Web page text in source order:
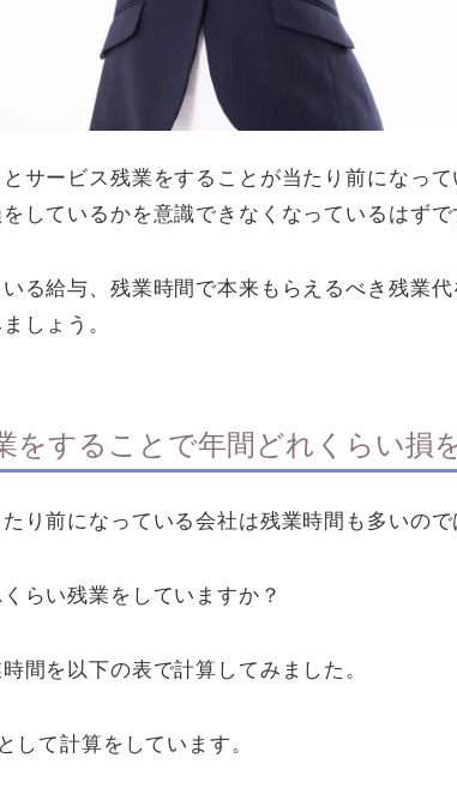
サービス残業をすることが当たり前になっ
しているかを意識できなくなっているはずで
る給与、残業時間で本来もらえるべき残業
しょう。
をすることで年間どれくらい損
り前になっている会社は残業時間も多いので
らい残業をしていますか？
間を以下の表で計算してみました。
して計算をしています。